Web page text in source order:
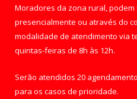
Moradores da zona rural,
presencialmente ou através do
modalidade de atendimento via
quintas-feiras de 8h às 12h.
Serão atendidos 20
para os casos de prioridade.